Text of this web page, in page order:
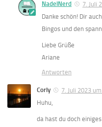
NadelNerd
7. Juli
Danke schön! Dir
Bingos und den
Liebe Grüße
Ariane
Antworten
Corly
7. Juli 2023
Huhu,
da hast du doch